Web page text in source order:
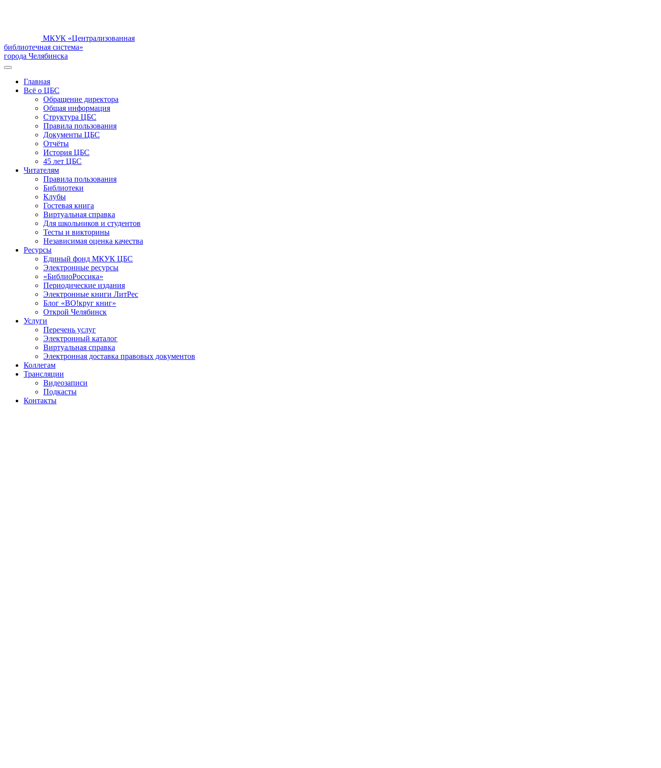
МКУК «Централизованная
библиотечная система»
города Челябинска
Главная
Всё о ЦБС
Обращение директора
Общая информация
Структура ЦБС
Правила пользования
Документы ЦБС
Отчёты
История ЦБС
45 лет ЦБС
Читателям
Правила пользования
Библиотеки
Клубы
Гостевая книга
Виртуальная справка
Для школьников и студентов
Тесты и викторины
Независимая оценка качества
Ресурсы
Единый фонд МКУК ЦБС
Электронные ресурсы
«БиблиоРоссика»
Периодические издания
Электронные книги ЛитРес
Блог «ВО!круг книг»
Открой Челябинск
Услуги
Перечень услуг
Электронный каталог
Виртуальная справка
Электронная доставка правовых документов
Коллегам
Трансляции
Видеозаписи
Подкасты
Контакты